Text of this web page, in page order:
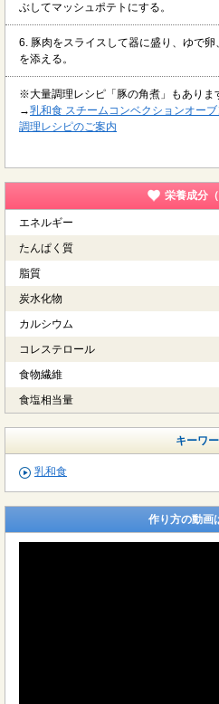
ぶしてマッシュポテトにする。
6. 豚肉をスライスして器に盛り、ゆで
を添える。
※大量調理レシピ「豚の角煮」もありま
→乳和食 スチームコンベクションオー
調理レシピのご案内
栄養成分（
エネルギー
たんぱく質
脂質
炭水化物
カルシウム
コレステロール
食物繊維
食塩相当量
キーワ
乳和食
作り方の動画